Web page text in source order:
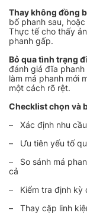
Thay không đồng
bố phanh sau,
Thực tế cho thấy
phanh gấp.
Bỏ qua tình trạng
đánh giá đĩa
làm má phanh mới
một cách rõ rệt.
Checklist chọn và
– Xác định nhu
– Ưu tiên yếu tố
– So sánh má
cả
– Kiểm tra định kỳ
– Thay cặp linh